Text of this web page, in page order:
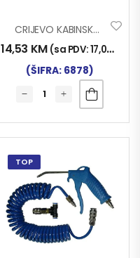
CRIJEVO KABINSKO 5M SCANIA
14,53 KM (sa PDV:17,00
(ŠIFRA: 6878)
TOP